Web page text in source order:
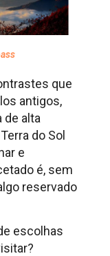
que
antigos,
de alta
do Sol
e
é, sem
reservado
escolhas